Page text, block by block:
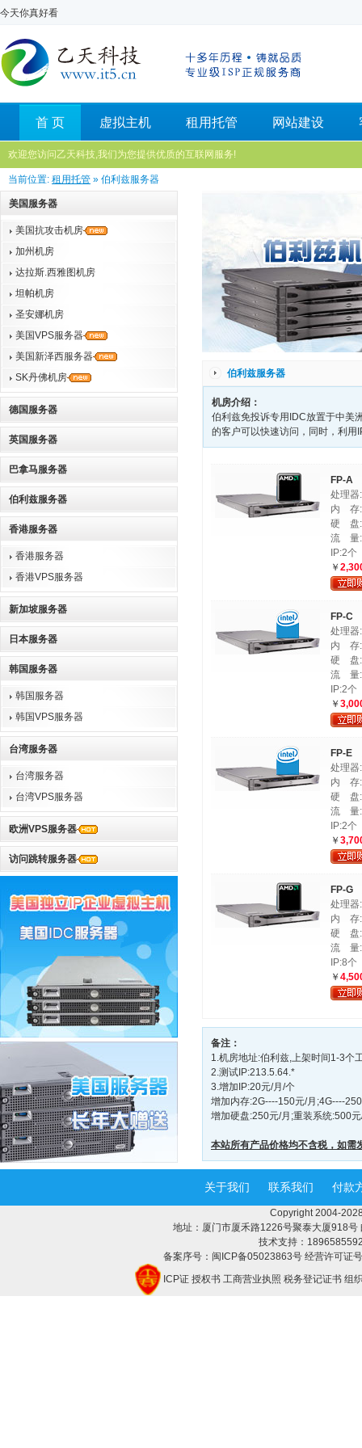
今天你真好看
首 页 虚拟主机 租用托管 网站建设
欢迎您访问乙天科技,我们为您提供优质的互联网服务!
当前位置: 租用托管 » 伯利兹服务器
美国服务器
美国抗攻击机房
加州机房
达拉斯.西雅图机房
坦帕机房
圣安娜机房
美国VPS服务器
美国新泽西服务器
SK丹佛机房
德国服务器
英国服务器
巴拿马服务器
伯利兹服务器
香港服务器
香港服务器
香港VPS服务器
新加坡服务器
日本服务器
韩国服务器
韩国服务器
韩国VPS服务器
台湾服务器
台湾服务器
台湾VPS服务器
欧洲VPS服务器
访问跳转服务器
伯利兹服务器
机房介绍：
伯利兹免投诉专用IDC放置于中美
的客户可以快速访问，同时，利用
FP-A
处理器
内 存
硬 盘
流 量
IP:2个
￥
FP-C
处理
内 存
硬 盘
流 量
IP:2个
￥
FP-E
处理
内 存
硬 盘
流 量
IP:2个
￥
FP-G
处理器
内 存
硬 盘
流 量
IP:8个
￥
备注：
1.机房地址:伯利兹,上架时间1-3个
2.测试IP:213.5.64.*
3.增加IP:20元/月/个
增加内存:2G----150元/月;4G----
增加硬盘:250元/月;重装系统:500
本站所有产品价格均不含税，如需
关于我们 联系我们 付款
Copyright 2004-
地址：厦门市厦禾路1226号聚泰大厦918
技术支持：
备案序号：闽ICP备05023863号 经营许可证
ICP证 授权书 工商营业执照 税务登记证书 组